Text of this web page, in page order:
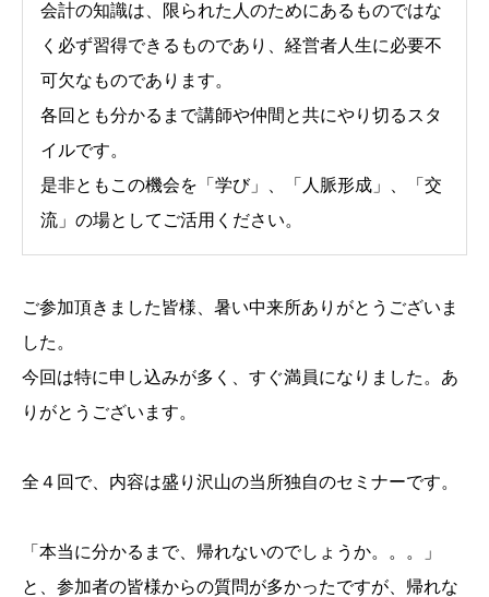
会計の知識は、限られた人のためにあるものではな
く必ず習得できるものであり、経営者人生に必要不
可欠なものであります。
各回とも分かるまで講師や仲間と共にやり切るスタ
イルです。
是非ともこの機会を「学び」、「人脈形成」、「交
流」の場としてご活用ください。
ご参加頂きました皆様、暑い中来所ありがとうございま
した。
今回は特に申し込みが多く、すぐ満員になりました。あ
りがとうございます。
全４回で、内容は盛り沢山の当所独自のセミナーです。
「本当に分かるまで、帰れないのでしょうか。。。」
と、参加者の皆様からの質問が多かったですが、帰れな